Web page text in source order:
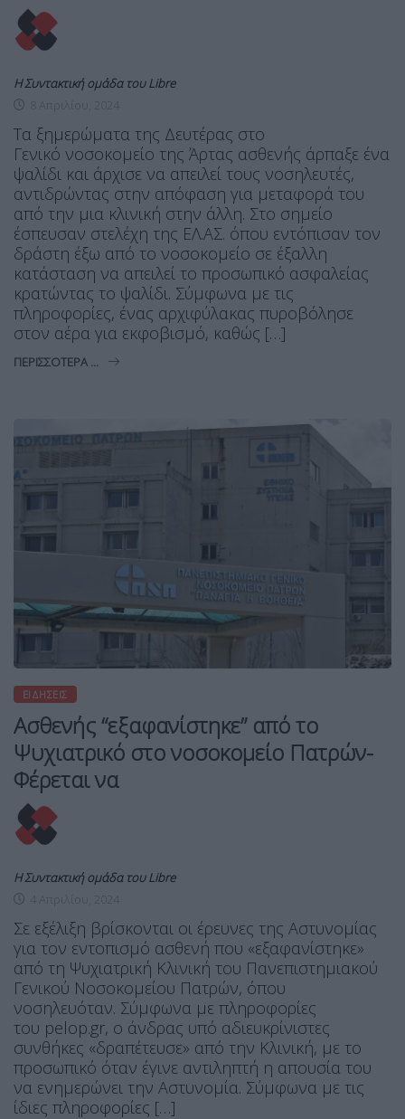
Η Συντακτική ομάδα του Libre
Τα ξημερώματα της Δευτέρας στο
Γενικό νοσοκομείο της Άρτας ασθενής άρπαξε ένα
ψαλίδι και άρχισε να απειλεί τους νοσηλευτές,
αντιδρώντας στην απόφαση για μεταφορά του
από την μια κλινική στην άλλη. Στο σημείο
έσπευσαν στελέχη της ΕΛ.ΑΣ. όπου εντόπισαν τον
δράστη έξω από το νοσοκομείο σε έξαλλη
κατάσταση να απειλεί το προσωπικό ασφαλείας
κρατώντας το ψαλίδι. Σύμφωνα με τις
πληροφορίες, ένας αρχιφύλακας πυροβόλησε
στον αέρα για εκφοβισμό, καθώς […]
ΠΕΡΙΣΣΌΤΕΡΑ ...
ΕΙΔΉΣΕΙΣ
Ασθενής “εξαφανίστηκε” από το
Ψυχιατρικό στο νοσοκομείο Πατρών-
Φέρεται να
Η Συντακτική ομάδα του Libre
Σε εξέλιξη βρίσκονται οι έρευνες της Αστυνομίας
για τον εντοπισμό ασθενή που «εξαφανίστηκε»
από τη Ψυχιατρική Κλινική του Πανεπιστημιακού
Γενικού Νοσοκομείου Πατρών, όπου
νοσηλευόταν. Σύμφωνα με πληροφορίες
του pelop.gr, ο άνδρας υπό αδιευκρίνιστες
συνθήκες «δραπέτευσε» από την Κλινική, με το
προσωπικό όταν έγινε αντιληπτή η απουσία του
να ενημερώνει την Αστυνομία. Σύμφωνα με τις
ίδιες πληροφορίες […]